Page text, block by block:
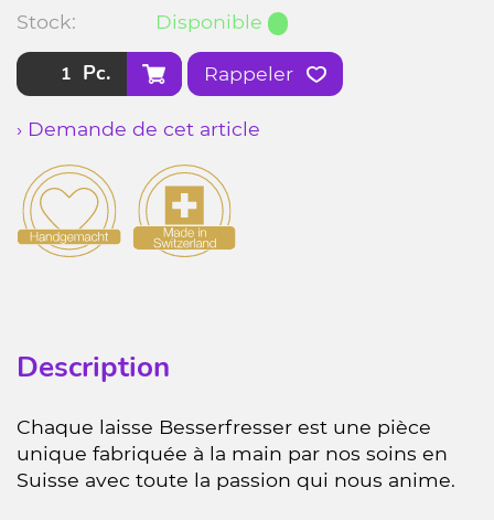
Stock: Disponible
Pc. Rappeler
› Demande de cet article
Description
Chaque laisse Besserfresser est une pièce
unique fabriquée à la main par nos soins en
Suisse avec toute la passion qui nous anime.